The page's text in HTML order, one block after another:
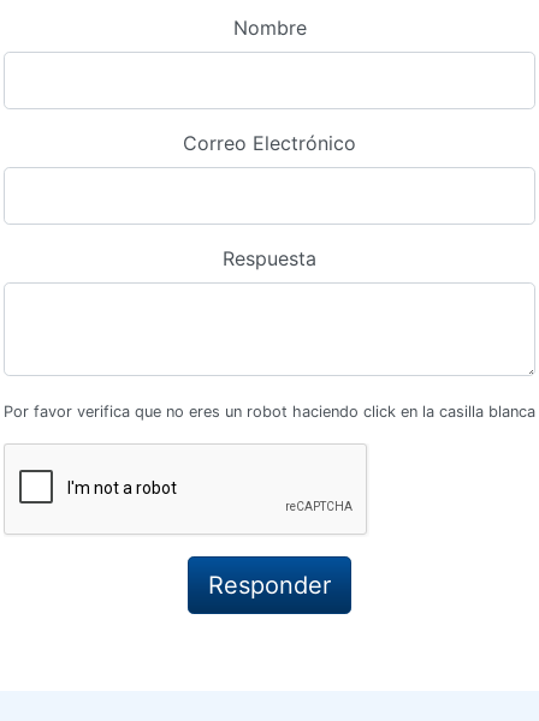
Nombre
Correo Electrónico
Respuesta
Por favor verifica que no eres un robot haciendo click en la casilla blanca